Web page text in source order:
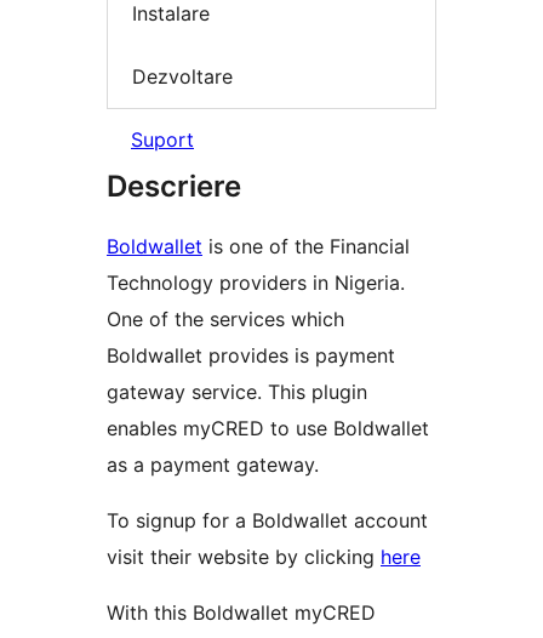
Instalare
Dezvoltare
Suport
Descriere
Boldwallet is one of the Financial
Technology providers in Nigeria.
One of the services which
Boldwallet provides is payment
gateway service. This plugin
enables myCRED to use Boldwallet
as a payment gateway.
To signup for a Boldwallet account
visit their website by clicking here
With this Boldwallet myCRED